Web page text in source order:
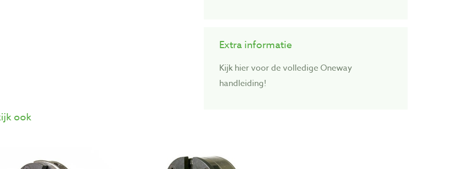
Extra informatie
Kijk hier voor de volledige Oneway
handleiding!
ook